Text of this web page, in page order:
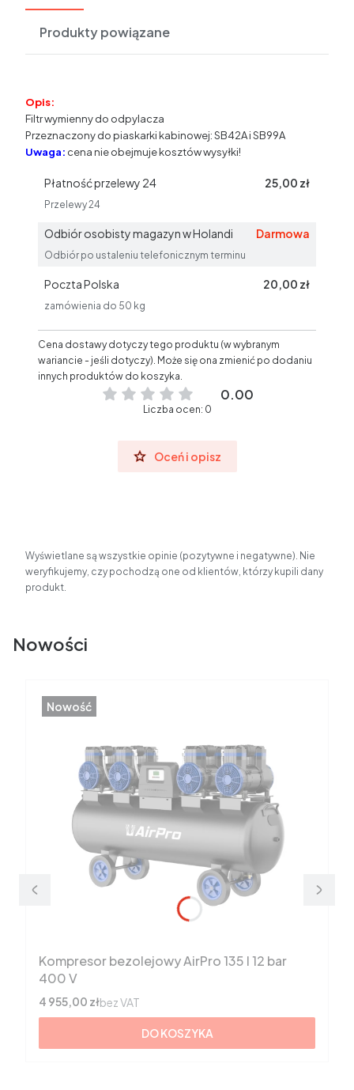
Produkty powiązane
Opis:
Filtr wymienny do odpylacza
Przeznaczony do piaskarki kabinowej: SB42A i SB99A
Uwaga: cena nie obejmuje kosztów wysyłki!
Płatność przelewy 24 25,00 zł
Przelewy 24
Odbiór osobisty magazyn w Holandi Darmowa
Odbiór po ustaleniu telefonicznym terminu
Poczta Polska 20,00 zł
zamówienia do 50 kg
Cena dostawy dotyczy tego produktu (w wybranym
wariancie - jeśli dotyczy). Może się ona zmienić po dodaniu
innych produktów do koszyka.
0.00
Liczba ocen: 0
Oceń i opisz
Wyświetlane są wszystkie opinie (pozytywne i negatywne). Nie
weryfikujemy, czy pochodzą one od klientów, którzy kupili dany
produkt.
Nowości
Nowość
Kompresor bezolejowy AirPro 135 l 12 bar
400 V
Cena
4 955,00 złbez VAT
DO KOSZYKA